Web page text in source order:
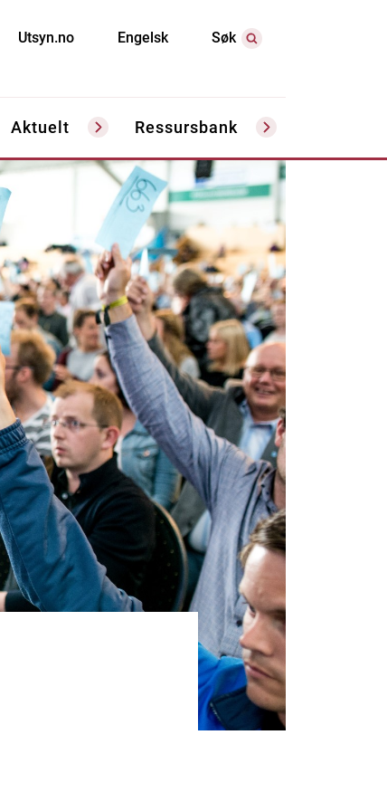
Utsyn.no Engelsk Søk
Aktuelt Ressursbank